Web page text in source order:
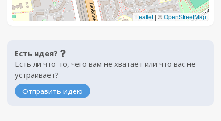
Leaflet | ©OpenStreetMap
Есть идея?
Есть ли что-то, чего вам не хватает или что вас не
устраивает?
Отправить идею